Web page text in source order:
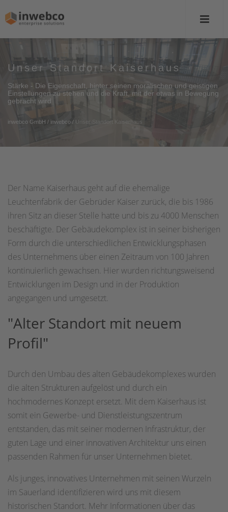
Unser Standort Kaiserhaus
Stärke - Die Eigenschaft, hinter seinen moralischen und geistigen
Einstellungen zu stehen und die Kraft, mit der etwas in Bewegung
gebracht wird
inwebco GmbH / inwebco / Unser Standort Kaiserhaus
Unser Standort Kaiserhaus
Stärke - Die Eigenschaft, hinter seinen moralischen und geistigen
Einstellungen zu stehen und die Kraft, mit der etwas in Bewegung
gebracht wird
inwebco GmbH / inwebco / Unser Standort Kaiserhaus
Der Name Kaiserhaus geht auf die ehemalige
Leuchtenfabrik der Gebrüder Kaiser zurück, die bis 1986
ihren Sitz an dieser Stelle hatte und bis zu 4000 Menschen
beschäftigte. Der Gebäudekomplex ist in seiner bisherigen
Form durch die unterschiedlichen Entwicklungsphasen
des Unternehmens über einen Zeitraum von 100 Jahren
kontinuierlich gewachsen. Hier wurden richtungsweisend
Entwicklungen im Design und in der Produktion
angegangen und umgesetzt.
"Alter Standort mit neuem
Profil"
Durch den Umbau des alten Gebäudekomplexes wurden
die alten Strukturen aufgelöst und durch ein
hochmodernes Konzept ersetzt. Mit dem Kaiserhaus ist
somit ein Gewerbe- und Dienstleistungszentrum
entstanden, das mit seiner modernen Infrastruktur, der
guten Lage und einer innovativen Architektur uns einen
passenden Rahmen für unser Unternehmen bietet.
Als junges, innovatives Unternehmen mit seinen Wurzeln
im Sauerland identifizieren wird uns mit diesem
historischen Standort. Mehr Informationen über das